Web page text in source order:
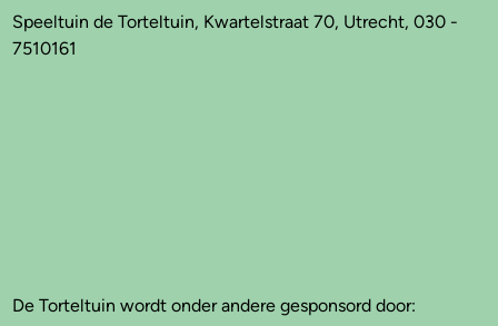
Speeltuin de Torteltuin, Kwartelstraat 70, Utrecht, 030 -
7510161
De Torteltuin wordt onder andere gesponsord door: